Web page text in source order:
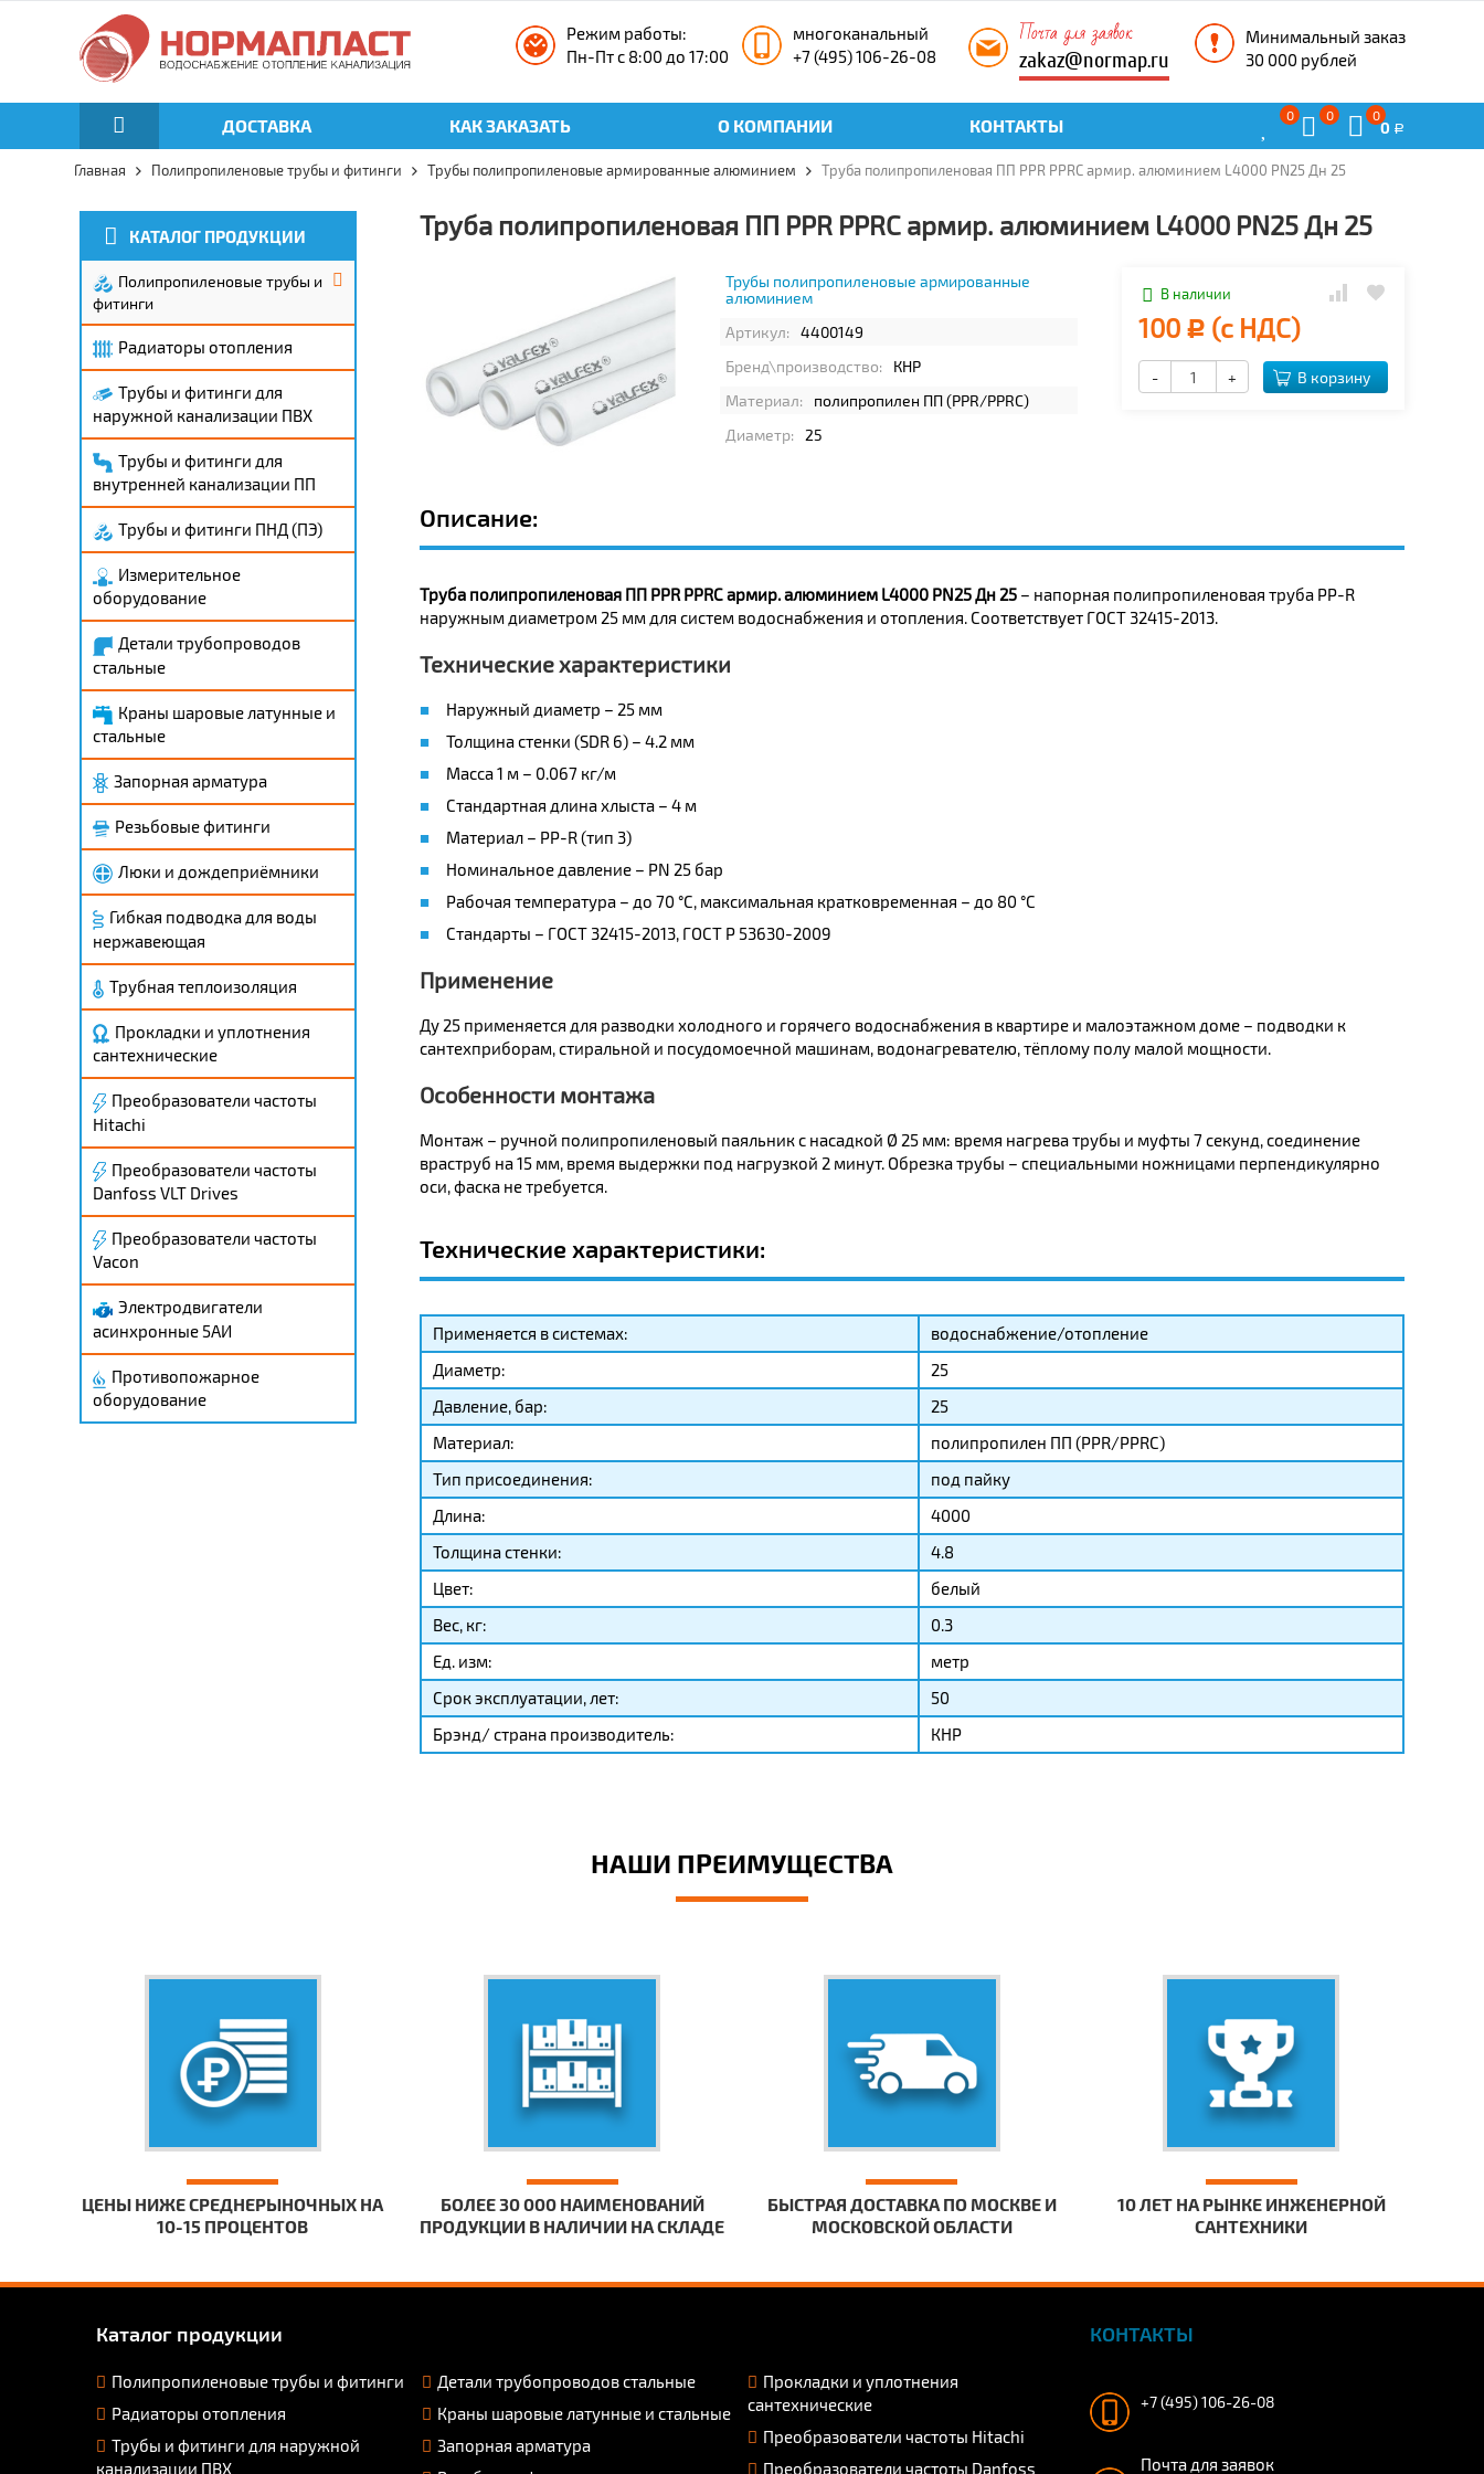
Режим работы:
Пн-Пт с 8:00 до 17:00
многоканальный
+7 (495) 106-26-08
Почта для заявок
zakaz@normap.ru
Минимальный заказ
30 000 рублей
ДОСТАВКА КАК ЗАКАЗАТЬ О КОМПАНИИ КОНТАКТЫ
0 0 0
0 Р
Главная Полипропиленовые трубы и фитинги Трубы полипропиленовые армированные алюминием Труба полипропиленовая ПП PPR PPRC армир. алюминием L4000 PN25 Дн 25
Труба полипропиленовая ПП PPR PPRC армир. алюминием L4000 PN25 Дн 25
Трубы полипропиленовые армированные
алюминием
Артикул:
4400149
Бренд\производство:
КНР
Материал:
полипропилен ПП (PPR/PPRC)
Диаметр:
25
В наличии
100 Р (с НДС)
- + В корзину
Описание:
Труба полипропиленовая ПП PPR PPRC армир. алюминием L4000 PN25 Дн 25– напорная полипропиленовая труба PP-R
наружным диаметром 25 мм для систем водоснабжения и отопления. Соответствует ГОСТ 32415-2013.
Технические характеристики
Наружный диаметр – 25 мм
Толщина стенки (SDR 6) – 4.2 мм
Масса 1 м – 0.067 кг/м
Стандартная длина хлыста – 4 м
Материал – PP-R (тип 3)
Номинальное давление – PN 25 бар
Рабочая температура – до 70 °C, максимальная кратковременная – до 80 °C
Стандарты – ГОСТ 32415-2013, ГОСТ Р 53630-2009
Применение
Ду 25 применяется для разводки холодного и горячего водоснабжения в квартире и малоэтажном доме – подводки к
сантехприборам, стиральной и посудомоечной машинам, водонагревателю, тёплому полу малой мощности.
Особенности монтажа
Монтаж – ручной полипропиленовый паяльник с насадкой Ø 25 мм: время нагрева трубы и муфты 7 секунд, соединение
враструб на 15 мм, время выдержки под нагрузкой 2 минут. Обрезка трубы – специальными ножницами перпендикулярно
оси, фаска не требуется.
Технические характеристики:
Применяется в системах:
водоснабжение/отопление
Диаметр:
25
Давление, бар:
25
Материал:
полипропилен ПП (PPR/PPRC)
Тип присоединения:
под пайку
Длина:
4000
Толщина стенки:
4.8
Цвет:
белый
Вес, кг:
0.3
Ед. изм:
метр
Срок эксплуатации, лет:
50
Брэнд/ страна производитель:
КНР
КАТАЛОГ ПРОДУКЦИИ
Полипропиленовые трубы и
фитинги
Радиаторы отопления
Трубы и фитинги для
наружной канализации ПВХ
Трубы и фитинги для
внутренней канализации ПП
Трубы и фитинги ПНД (ПЭ)
Измерительное
оборудование
Детали трубопроводов
стальные
Краны шаровые латунные и
стальные
Запорная арматура
Резьбовые фитинги
Люки и дождеприёмники
Гибкая подводка для воды
нержавеющая
Трубная теплоизоляция
Прокладки и уплотнения
сантехнические
Преобразователи частоты
Hitachi
Преобразователи частоты
Danfoss VLT Drives
Преобразователи частоты
Vacon
Электродвигатели
асинхронные 5АИ
Противопожарное
оборудование
НАШИ ПРЕИМУЩЕСТВА
ЦЕНЫ НИЖЕ СРЕДНЕРЫНОЧНЫХ НА
10-15 ПРОЦЕНТОВ
БОЛЕЕ 30 000 НАИМЕНОВАНИЙ
ПРОДУКЦИИ В НАЛИЧИИ НА СКЛАДЕ
БЫСТРАЯ ДОСТАВКА ПО МОСКВЕ И
МОСКОВСКОЙ ОБЛАСТИ
10 ЛЕТ НА РЫНКЕ ИНЖЕНЕРНОЙ
САНТЕХНИКИ
Каталог продукции
Полипропиленовые трубы и фитинги
Радиаторы отопления
Трубы и фитинги для наружной
канализации ПВХ
Детали трубопроводов стальные
Краны шаровые латунные и стальные
Запорная арматура
Прокладки и уплотнения
сантехнические
Преобразователи частоты Hitachi
Преобразователи частоты Danfoss
КОНТАКТЫ
+7 (495) 106-26-08
Почта для заявок